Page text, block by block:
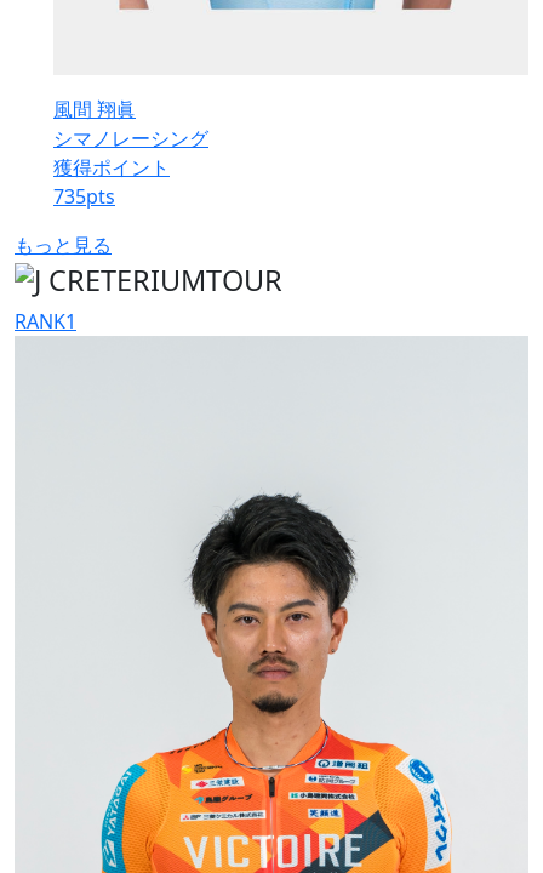
風間 翔眞
シマノレーシング
獲得ポイント
735pts
もっと見る
RANK1